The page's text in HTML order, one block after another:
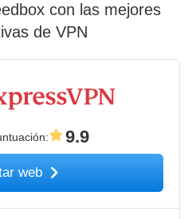
con las mejores
de VPN
: 9.9
web